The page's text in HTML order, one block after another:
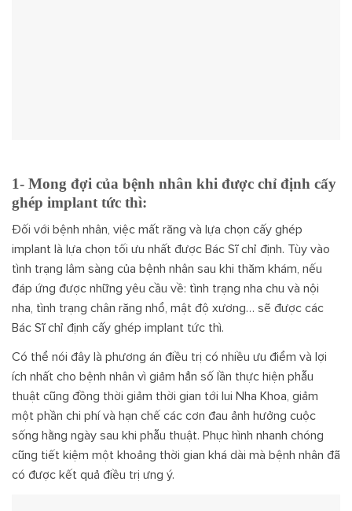
1- Mong đợi của bệnh nhân khi được chỉ định cấy
ghép implant tức thì:
Đối với bệnh nhân, việc mất răng và lựa chọn cấy ghép
implant là lựa chọn tối ưu nhất được Bác Sĩ chỉ định. Tùy vào
tình trạng lâm sàng của bệnh nhân sau khi thăm khám, nếu
đáp ứng được những yêu cầu về: tình trạng nha chu và nội
nha, tình trạng chân răng nhổ, mật độ xương… sẽ được các
Bác Sĩ chỉ định cấy ghép implant tức thì.
Có thể nói đây là phương án điều trị có nhiều ưu điểm và lợi
ích nhất cho bệnh nhân vì giảm hẳn số lần thực hiện phẫu
thuật cũng đồng thời giảm thời gian tới lui Nha Khoa, giảm
một phần chi phí và hạn chế các cơn đau ảnh hưởng cuộc
sống hằng ngày sau khi phẫu thuật. Phục hình nhanh chóng
cũng tiết kiệm một khoảng thời gian khá dài mà bệnh nhân đã
có được kết quả điều trị ưng ý.